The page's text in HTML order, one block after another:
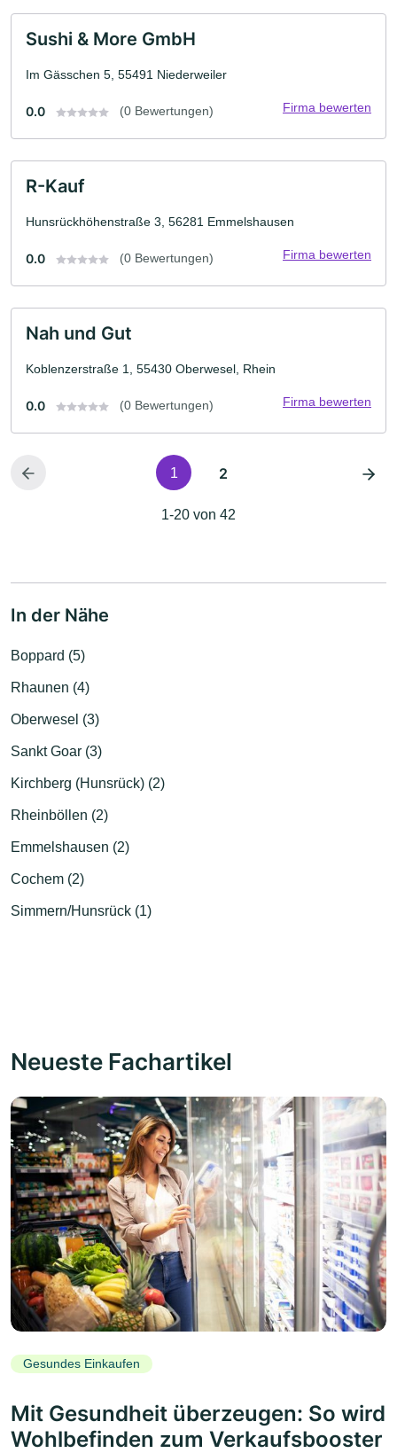
Sushi & More GmbH
Im Gässchen 5, 55491 Niederweiler
0.0 (0 Bewertungen) Firma bewerten
R-Kauf
Hunsrückhöhenstraße 3, 56281 Emmelshausen
0.0 (0 Bewertungen) Firma bewerten
Nah und Gut
Koblenzerstraße 1, 55430 Oberwesel, Rhein
0.0 (0 Bewertungen) Firma bewerten
1 2
1-20 von 42
In der Nähe
Boppard (5)
Rhaunen (4)
Oberwesel (3)
Sankt Goar (3)
Kirchberg (Hunsrück) (2)
Rheinböllen (2)
Emmelshausen (2)
Cochem (2)
Simmern/Hunsrück (1)
Neueste Fachartikel
Gesundes Einkaufen
Mit Gesundheit überzeugen: So wird
Wohlbefinden zum Verkaufsbooster